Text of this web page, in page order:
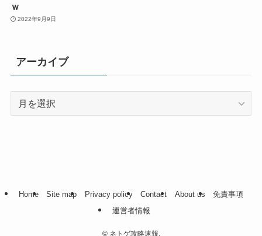
ｗ
2022年9月9日
アーカイブ
Home Site map Privacy policy Contact About us
免責事項
運営者情報
©ネトゲ攻略速報.